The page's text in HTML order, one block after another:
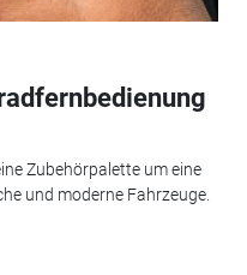
Zubehörpalette um eine
und moderne Fahrzeuge.